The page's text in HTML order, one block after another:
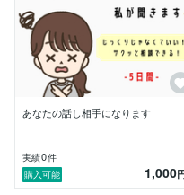
◎話し相手◎
知ってる人には話しに
恋愛、仕事、勉強、夫
産後のホルモンのあれこ
日常生活の話、夢の話…
誰かに話したい…聞い
あなたの話し相手になります
実績0件
購入可能
1,000